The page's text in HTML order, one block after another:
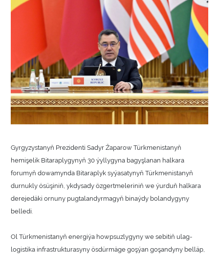
Gyrgyzystanyň Prezidenti Sadyr Žaparow Türkmenistanyň
hemişelik Bitaraplygynyň 30 ýyllygyna bagyşlanan halkara
forumyň dowamynda Bitaraplyk syýasatynyň Türkmenistanyň
durnukly ösüşiniň, ykdysady özgertmeleriniň we ýurduň halkara
derejedäki ornuny pugtalandyrmagyň binaýdy bolandygyny
belledi.
Ol Türkmenistanyň energiýa howpsuzlygyny we sebitiň ulag-
logistika infrastrukturasyny ösdürmäge goşýan goşandyny belläp,